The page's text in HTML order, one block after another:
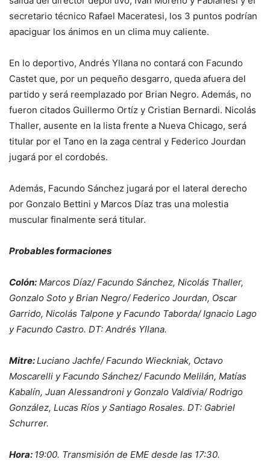
secretario técnico Rafael Maceratesi, los 3 puntos podrían
apaciguar los ánimos en un clima muy caliente.
En lo deportivo, Andrés Yllana no contará con Facundo
Castet que, por un pequeño desgarro, queda afuera del
partido y será reemplazado por Brian Negro. Además, no
fueron citados Guillermo Ortíz y Cristian Bernardi. Nicolás
Thaller, ausente en la lista frente a Nueva Chicago, será
titular por el Tano en la zaga central y Federico Jourdan
jugará por el cordobés.
Además, Facundo Sánchez jugará por el lateral derecho
por Gonzalo Bettini y Marcos Díaz tras una molestia
muscular finalmente será titular.
Probables formaciones
Colón: Marcos Díaz/ Facundo Sánchez, Nicolás Thaller,
Gonzalo Soto y Brian Negro/ Federico Jourdan, Oscar
Garrido, Nicolás Talpone y Facundo Taborda/ Ignacio Lago
y Facundo Castro. DT: Andrés Yllana.
Mitre:Luciano Jachfe/ Facundo Wieckniak, Octavo
Moscarelli y Facundo Sánchez/ Facundo Melilán, Matías
Kabalín, Juan Alessandroni y Gonzalo Valdivia/ Rodrigo
González, Lucas Ríos y Santiago Rosales. DT: Gabriel
Schurrer.
Hora: 19:00. Transmisión de EME desde las 17:30.